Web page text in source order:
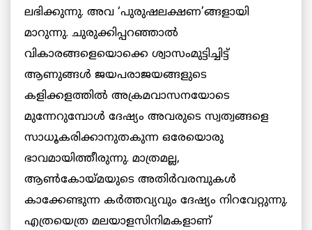
ലഭിക്കുന്നു. അവ ‘പുരുഷലക്ഷണ’ങ്ങളായി
മാറുന്നു. ചുരുക്കിപ്പറഞ്ഞാല്‍
വികാരങ്ങളെയൊക്കെ ശ്വാസംമുട്ടിച്ചിട്ട്
ആണുങ്ങള്‍ ജയപരാജയങ്ങളുടെ
കളിക്കളത്തില്‍ അക്രമവാസനയോടെ
മുന്നേറുമ്പോള്‍ ദേഷ്യം അവരുടെ സ്വത്വങ്ങളെ
സാധൂകരിക്കാനുതകുന്ന ഒരേയൊരു
ഭാവമായിത്തീരുന്നു. മാത്രമല്ല,
ആണ്‍കോയ്മയുടെ അതിര്‍വരമ്പുകള്‍
കാക്കേണ്ടുന്ന കര്‍ത്തവ്യവും ദേഷ്യം നിറവേറ്റുന്നു.
എത്രയെത്ര മലയാളസിനിമകളാണ്